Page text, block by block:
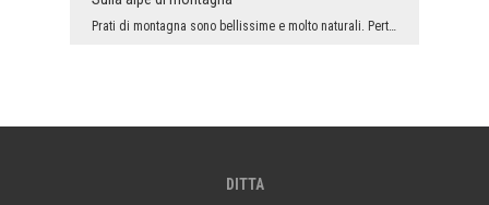
DITTA